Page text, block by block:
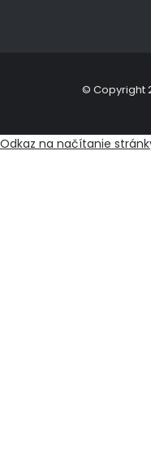
© Copyright
Odkaz na načítanie